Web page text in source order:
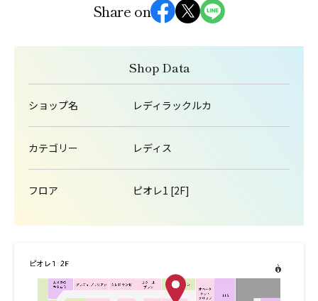
Share on
Shop Data
ショップ名 レディラックルカ
カテゴリー レディス
フロア ピオレ1 [2F]